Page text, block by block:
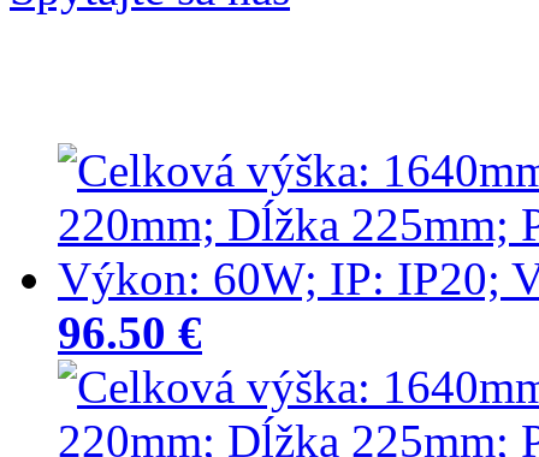
96.50 €